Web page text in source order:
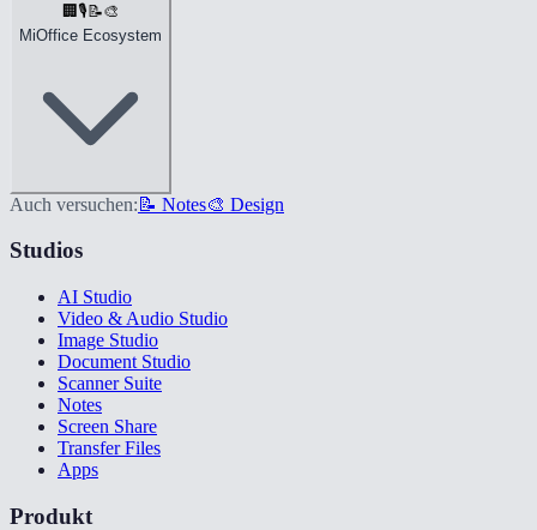
🏢🎙️📝🎨
MiOffice Ecosystem
Auch versuchen: 📝 Notes🎨 Design
Studios
AI Studio
Video & Audio Studio
Image Studio
Document Studio
Scanner Suite
Notes
Screen Share
Transfer Files
Apps
Produkt